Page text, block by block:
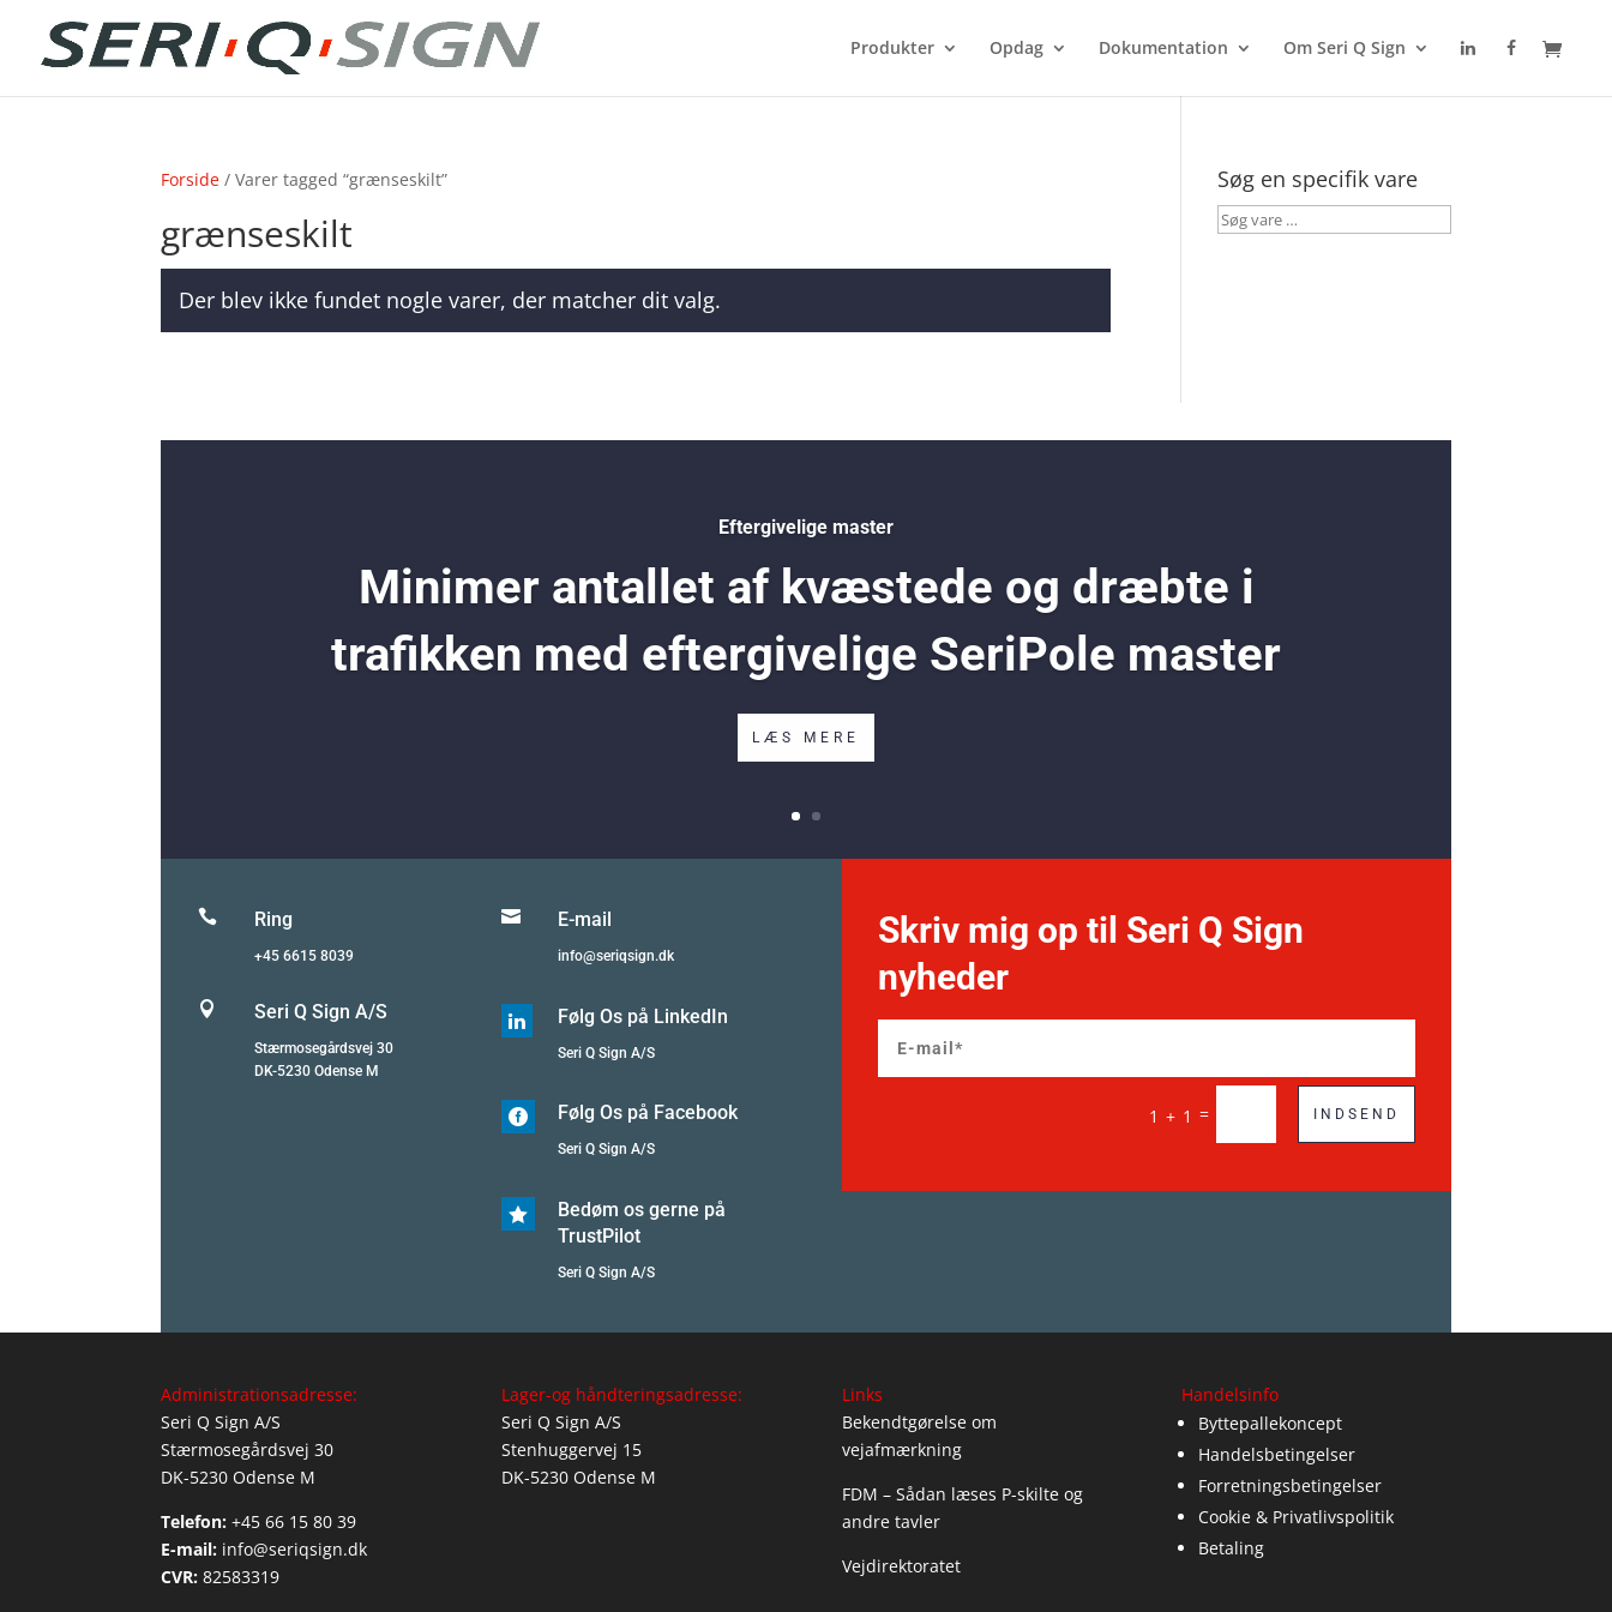
Produkter Opdag Dokumentation Om Seri Q Sign
Forside / Varer tagged “grænseskilt”
grænseskilt
Der blev ikke fundet nogle varer, der matcher dit valg.
Søg en specifik vare
Søg
Eftergivelige master
Minimer antallet af kvæstede og dræbte i
trafikken med eftergivelige SeriPole master
LÆS MERE
 Ring
+45 6615 8039
 Seri Q Sign A/S
Stærmosegårdsvej 30
DK-5230 Odense M
 E-mail
info@seriqsign.dk
 Følg Os på LinkedIn
Seri Q Sign A/S
 Følg Os på Facebook
Seri Q Sign A/S

Bedøm os gerne på
TrustPilot
Seri Q Sign A/S
Skriv mig op til Seri Q Sign
nyheder
1 + 1 = INDSEND
Administrationsadresse:
Seri Q Sign A/S
Stærmosegårdsvej 30
DK-5230 Odense M
Telefon: +45 66 15 80 39
E-mail: info@seriqsign.dk
CVR: 82583319
Lager-og håndteringsadresse:
Seri Q Sign A/S
Stenhuggervej 15
DK-5230 Odense M
Links
Bekendtgørelse om
vejafmærkning
FDM – Sådan læses P-skilte og
andre tavler
Vejdirektoratet
Handelsinfo
Byttepallekoncept
Handelsbetingelser
Forretningsbetingelser
Cookie & Privatlivspolitik
Betaling